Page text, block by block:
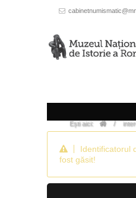
Ești aici: /
Identificatorul
fost găsit!